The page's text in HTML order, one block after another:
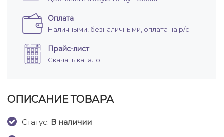
Оплата
Наличными, безналичными, оплата на р/с
Прайс-лист
Скачать каталог
ОПИСАНИЕ ТОВАРА
Cтатус: В наличии